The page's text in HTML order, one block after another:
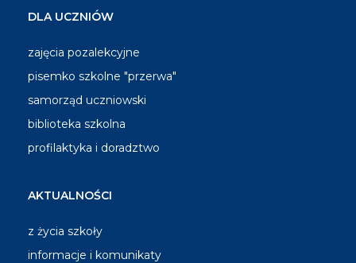
DLA UCZNIÓW
zajęcia pozalekcyjne
pisemko szkolne "przerwa"
samorząd uczniowski
biblioteka szkolna
profilaktyka i doradztwo
AKTUALNOŚCI
z życia szkoły
informacje i komunikaty